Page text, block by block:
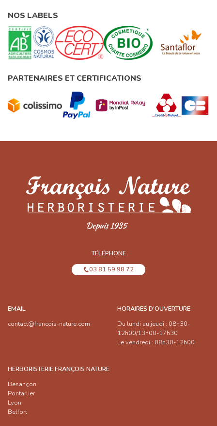
NOS LABELS
PARTENAIRES ET CERTIFICATIONS
TÉLÉPHONE
03 81 59 98 72
EMAIL
contact@francois-nature.com
HORAIRES D'OUVERTURE
Du lundi au jeudi : 08h30-
12h00/13h00-17h30
Le vendredi : 08h30-12h00
HERBORISTERIE FRANÇOIS NATURE
Besançon
Pontarlier
Lyon
Belfort